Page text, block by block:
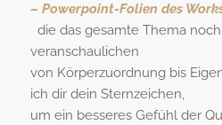
– Powerpoint-Folien des
die das gesamte Thema
veranschaulichen
von Körperzuordnung bis
ich dir dein Sternzeichen,
um ein besseres Gefühl der